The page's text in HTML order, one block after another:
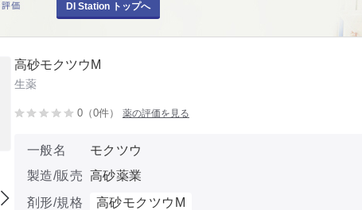
DI Station トップへ
高砂モクツウM
生薬
0（0件） 薬の評価を見る
一般名
モクツウ
製造/販売 高砂薬業
剤形/規格
高砂モクツウM